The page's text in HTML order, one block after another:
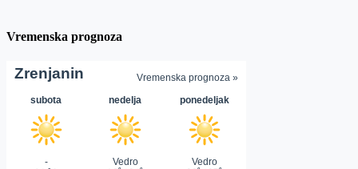
Vremenska prognoza